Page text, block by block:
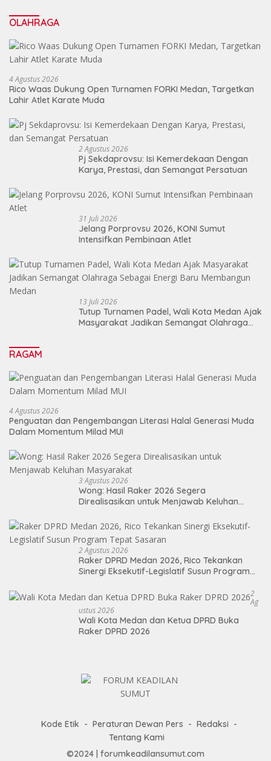
OLAHRAGA
4 Agustus 2026
Rico Waas Dukung Open Turnamen FORKI Medan, Targetkan
Lahir Atlet Karate Muda
2 Agustus 2026
Pj Sekdaprovsu: Isi Kemerdekaan Dengan
Karya, Prestasi, dan Semangat Persatuan
31 Juli 2026
Jelang Porprovsu 2026, KONI Sumut
Intensifkan Pembinaan Atlet
13 Juli 2026
Tutup Turnamen Padel, Wali Kota Medan Ajak
Masyarakat Jadikan Semangat Olahraga
RAGAM
4 Agustus 2026
Penguatan dan Pengembangan Literasi Halal Generasi Muda
Dalam Momentum Milad MUI
3 Agustus 2026
Wong: Hasil Raker 2026 Segera
Direalisasikan untuk Menjawab Keluhan
2 Agustus 2026
Raker DPRD Medan 2026, Rico Tekankan
Sinergi Eksekutif-Legislatif Susun Program
2
Ag
Ustus 2026
Wali Kota Medan dan Ketua DPRD Buka
Raker DPRD 2026
Kode Etik Peraturan Dewan Pers
Redaksi
Tentang Kami
©2024 | forumkeadilansumut.com